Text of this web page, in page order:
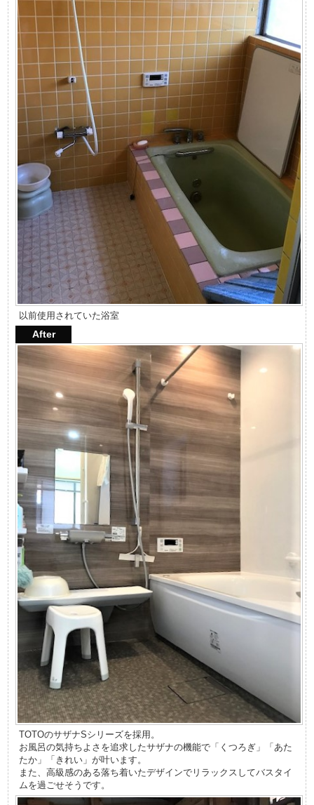
以前使用されていた浴室
After
TOTOのサザナSシリーズを採用。
お風呂の気持ちよさを追求したサザナの機能で「くつろぎ」「あた
たか」「きれい」が叶います。
また、高級感のある落ち着いたデザインでリラックスしてバスタイ
ムを過ごせそうです。